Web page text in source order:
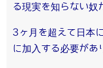
る現実を知らない奴
3ヶ月を超えて日本
に加入する必要があ